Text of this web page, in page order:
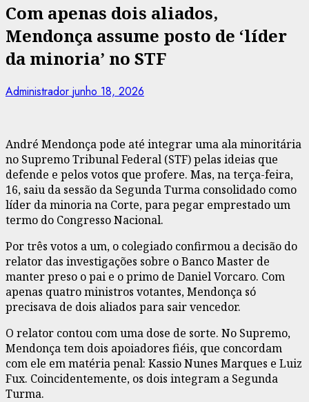
Com apenas dois aliados,
Mendonça assume posto de ‘líder
da minoria’ no STF
Administrador junho 18, 2026
André Mendonça pode até integrar uma ala minoritária
no Supremo Tribunal Federal (STF) pelas ideias que
defende e pelos votos que profere. Mas, na terça-feira,
16, saiu da sessão da Segunda Turma consolidado como
líder da minoria na Corte, para pegar emprestado um
termo do Congresso Nacional.
Por três votos a um, o colegiado confirmou a decisão do
relator das investigações sobre o Banco Master de
manter preso o pai e o primo de Daniel Vorcaro. Com
apenas quatro ministros votantes, Mendonça só
precisava de dois aliados para sair vencedor.
O relator contou com uma dose de sorte. No Supremo,
Mendonça tem dois apoiadores fiéis, que concordam
com ele em matéria penal: Kassio Nunes Marques e Luiz
Fux. Coincidentemente, os dois integram a Segunda
Turma.